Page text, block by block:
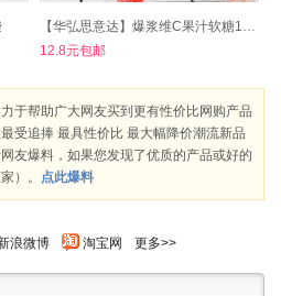
【华弘思意达】爆浆维C果汁软糖100g
12.8元包邮
于帮助广大网友买到更有性价比网购产品
受追捧 最具性价比 最大幅降价潮流新品
友爆料，如果您发现了优质的产品或好的
）。 点此爆料
浪微博 淘宝网 更多>>